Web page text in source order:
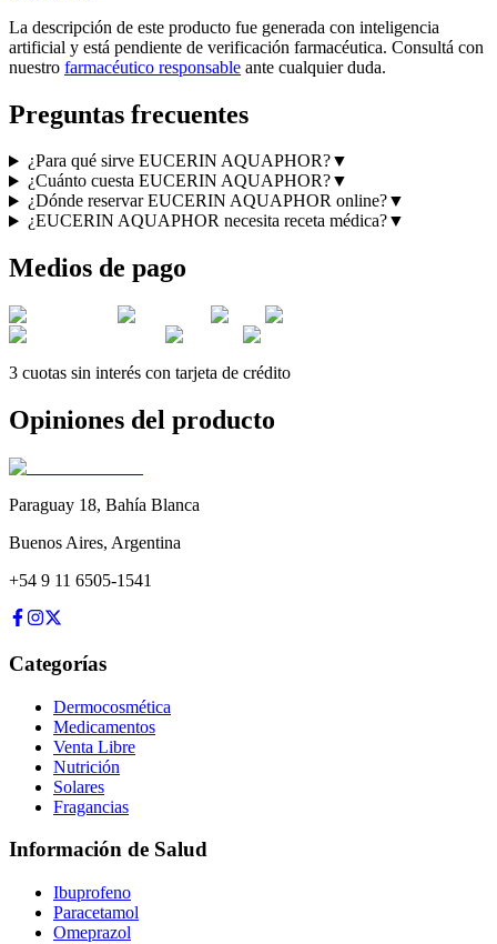
La descripción de este producto fue generada con inteligencia
artificial y está pendiente de verificación farmacéutica. Consultá con
nuestro farmacéutico responsable ante cualquier duda.
Preguntas frecuentes
¿Para qué sirve EUCERIN AQUAPHOR?▼
¿Cuánto cuesta EUCERIN AQUAPHOR?▼
¿Dónde reservar EUCERIN AQUAPHOR online?▼
¿EUCERIN AQUAPHOR necesita receta médica?▼
Medios de pago
3 cuotas sin interés con tarjeta de crédito
Opiniones del producto
Paraguay 18, Bahía Blanca
Buenos Aires, Argentina
+54 9 11 6505-1541
Categorías
Dermocosmética
Medicamentos
Venta Libre
Nutrición
Solares
Fragancias
Información de Salud
Ibuprofeno
Paracetamol
Omeprazol